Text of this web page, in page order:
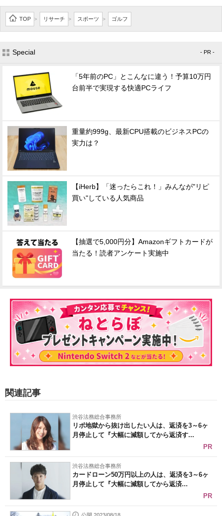
TOP > リサーチ > スポーツ > ゴルフ
Special - PR -
「5年前のPC」とこんなに違う！予算10万円
台前半で実現する快適PCライフ
重量約999g、最新CPU搭載のビジネスPCの
実力は？
【iHerb】「迷ったらこれ！」みんなが"リピ
買い"している人気商品
【抽選で5,000円分】Amazonギフトカードが
当たる！読者アンケート実施中
関連記事
渋谷法務総合事務所
リボ地獄から抜け出したい人は、返済を3～6ヶ
月停止して『大幅に減額してから返済す...
PR
渋谷法務総合事務所
カードローン50万円以上の人は、返済を3～6ヶ
月停止して『大幅に減額してから返済...
PR